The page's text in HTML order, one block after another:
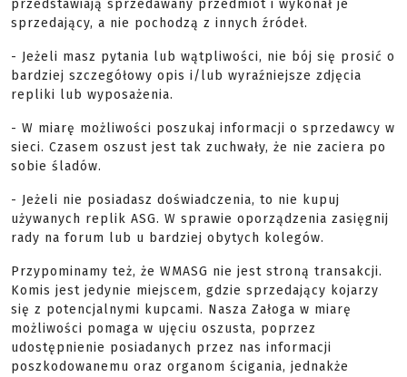
przedstawiają sprzedawany przedmiot i wykonał je
sprzedający, a nie pochodzą z innych źródeł.
- Jeżeli masz pytania lub wątpliwości, nie bój się prosić o
bardziej szczegółowy opis i/lub wyraźniejsze zdjęcia
repliki lub wyposażenia.
- W miarę możliwości poszukaj informacji o sprzedawcy w
sieci. Czasem oszust jest tak zuchwały, że nie zaciera po
sobie śladów.
- Jeżeli nie posiadasz doświadczenia, to nie kupuj
używanych replik ASG. W sprawie oporządzenia zasięgnij
rady na forum lub u bardziej obytych kolegów.
Przypominamy też, że WMASG nie jest stroną transakcji.
Komis jest jedynie miejscem, gdzie sprzedający kojarzy
się z potencjalnymi kupcami. Nasza Załoga w miarę
możliwości pomaga w ujęciu oszusta, poprzez
udostępnienie posiadanych przez nas informacji
poszkodowanemu oraz organom ścigania, jednakże